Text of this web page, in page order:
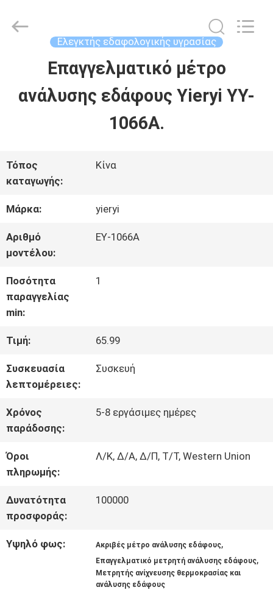
ΑΡΧΙΚΉ
ΣΕΛΊΔΑ
ΣΧΕΤΙΚΆ
ΜΕ
ΕΜΆΣ
ΓΎΡΟΣ
ΕΡΓΟΣΤΑΣΊΩΝ
ΠΟΙΟΤΙΚΌΣ
ΈΛΕΓΧΟΣ
ΕΠΑΦΉ
ΝΈΑ
ΌΛΕΣ
ΟΙ
ΠΕΡΙΠΤΏΣΕΙΣ
YIERYI
Ελεγκτής εδαφολογικής υγρασίας
Επαγγελματικό μέτρο
ανάλυσης εδάφους Yieryi YY-
1066A.
Τόπος
καταγωγής:
Κίνα
Μάρκα: yieryi
Αριθμό
μοντέλου:
ΕΥ-1066Α
Ποσότητα
παραγγελίας
min:
1
Τιμή: 65.99
Συσκευασία
λεπτομέρειες:
Συσκευή
Χρόνος
παράδοσης:
5-8 εργάσιμες ημέρες
Όροι
πληρωμής:
Λ/Κ, Δ/Α, Δ/Π, Τ/Τ, Western Union
Δυνατότητα
προσφοράς:
100000
Υψηλό φως: Ακριβές μέτρο ανάλυσης εδάφους,
Επαγγελματικό μετρητή ανάλυσης εδάφους,
Μετρητής ανίχνευσης θερμοκρασίας και
ανάλυσης εδάφους